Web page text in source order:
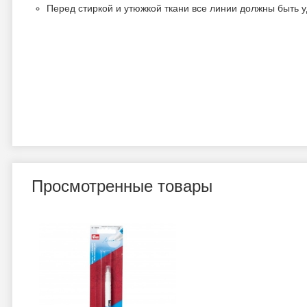
Перед стиркой и утюжкой ткани все линии должны быть
Просмотренные товары